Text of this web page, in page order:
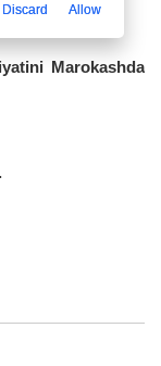
Marokashda
Discard Allow